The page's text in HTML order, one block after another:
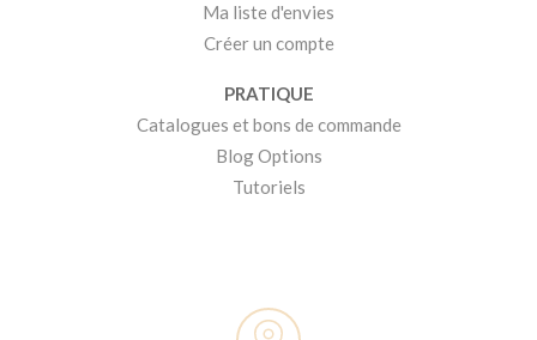
Ma liste d'envies
Créer un compte
PRATIQUE
Catalogues et bons de commande
Blog Options
Tutoriels